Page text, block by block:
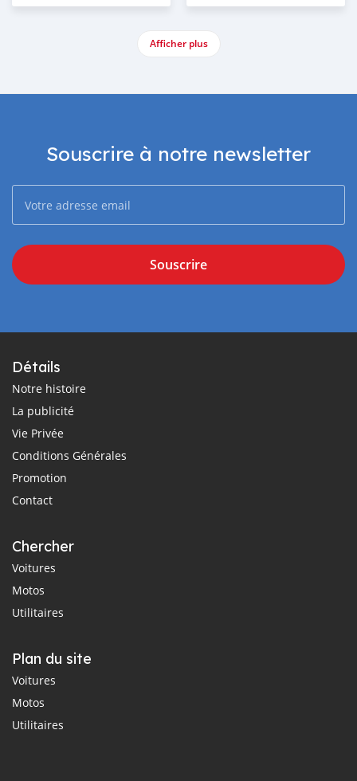
Afficher plus
Souscrire à notre newsletter
Souscrire
Détails
Notre histoire
La publicité
Vie Privée
Conditions Générales
Promotion
Contact
Chercher
Voitures
Motos
Utilitaires
Plan du site
Voitures
Motos
Utilitaires